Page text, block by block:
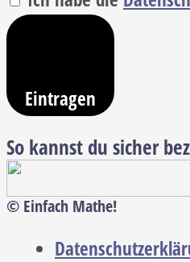
Eintragen
So kannst du sicher
© Einfach Mathe!